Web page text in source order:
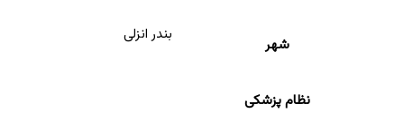
شهر
بندر انزلی
نظام پزشکی